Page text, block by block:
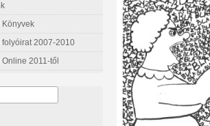
Könyvek
folyóirat 2007-2010
2011-től